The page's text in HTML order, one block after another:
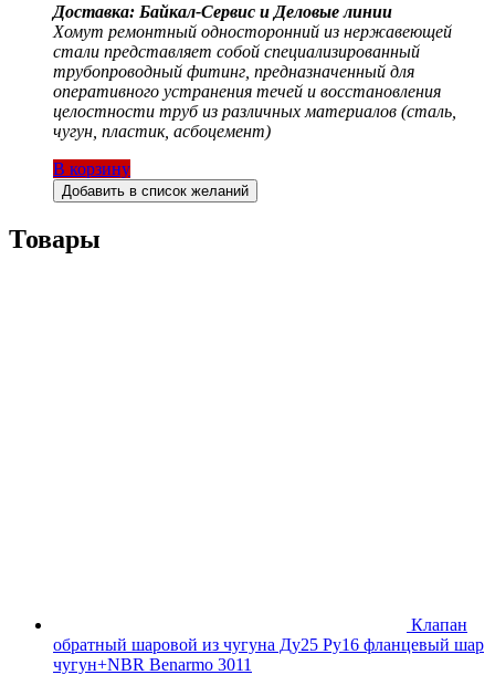
Доставка: Байкал-Сервис и Деловые линии
Хомут ремонтный односторонний из нержавеющей
стали представляет собой специализированный
трубопроводный фитинг, предназначенный для
оперативного устранения течей и восстановления
целостности труб из различных материалов (сталь,
чугун, пластик, асбоцемент)
В корзину
Добавить в список желаний
Товары
Клапан
обратный шаровой из чугуна Ду25 Ру16 фланцевый шар
чугун+NBR Benarmo 3011